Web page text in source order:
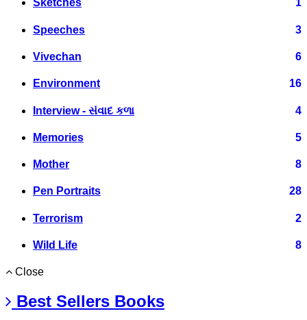
Sketches 1
Speeches 3
Vivechan 6
Environment 16
Interview - સંવાદ કળા 4
Memories 5
Mother 8
Pen Portraits 28
Terrorism 2
Wild Life 8
Close
Best Sellers Books